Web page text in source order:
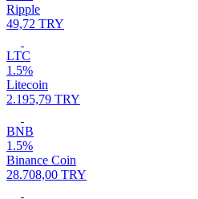
Ripple
49,72 TRY
LTC
1.5%
Litecoin
2.195,79 TRY
BNB
1.5%
Binance Coin
28.708,00 TRY